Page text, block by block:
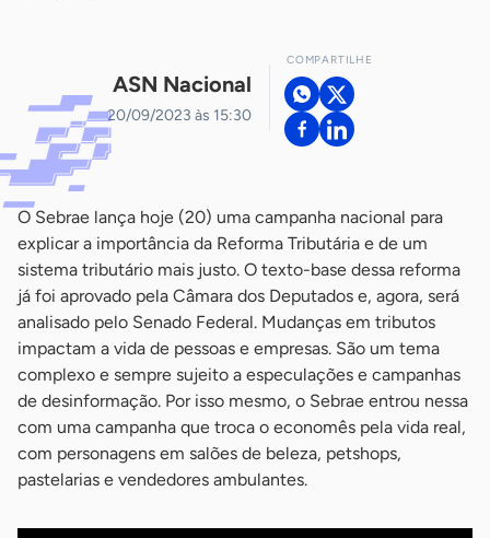
ASN Nacional
20/09/2023 às 15:30
COMPARTILHE
O Sebrae lança hoje (20) uma campanha nacional para
explicar a importância da Reforma Tributária e de um
sistema tributário mais justo. O texto-base dessa reforma
já foi aprovado pela Câmara dos Deputados e, agora, será
analisado pelo Senado Federal. Mudanças em tributos
impactam a vida de pessoas e empresas. São um tema
complexo e sempre sujeito a especulações e campanhas
de desinformação. Por isso mesmo, o Sebrae entrou nessa
com uma campanha que troca o economês pela vida real,
com personagens em salões de beleza, petshops,
pastelarias e vendedores ambulantes.